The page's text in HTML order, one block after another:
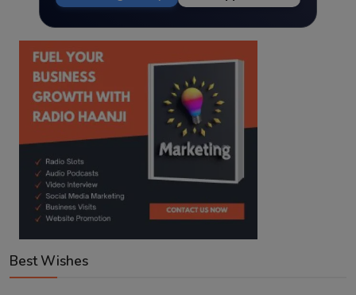
Best Wishes